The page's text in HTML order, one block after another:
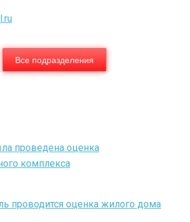
Все подразделения
проведена оценка
комплекса
проводится оценка жилого дома